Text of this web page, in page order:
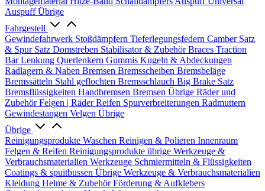
Auspuff Übrige
Fahrgestell
Gewindefahrwerk Stoßdämpfern Tieferlegungsfedern Camber Satz
& Spur Satz Domstreben Stabilisator & ZubehörBraces Traction
BarLenkung Querlenkern Gummis Kugeln & Abdeckungen
Radlagern & Naben Bremsen Bremsscheiben Bremsbeläge
Bremssätteln Stahl geflochten Bremsschlauch Big Brake Satz
Bremsflüssigkeiten Handbremsen Bremsen Übrige Räder und
ZubehörFelgen | RäderReifen Spurverbreiterungen Radmuttern
Gewindestangen Velgen Übrige
Übrige
Reinigungsprodukte Waschen Reinigen & Polieren Innenraum
Felgen & Reifen Reinigungsprodukte übrige Werkzeuge &
Verbrauchsmaterialien Werkzeuge Schmiermitteln & Flüssigkeiten
Coatings & spuitbussen Übrige Werkzeuge & Verbrauchsmaterialien
Kleidung Helme & ZubehörFörderung & Aufklebers